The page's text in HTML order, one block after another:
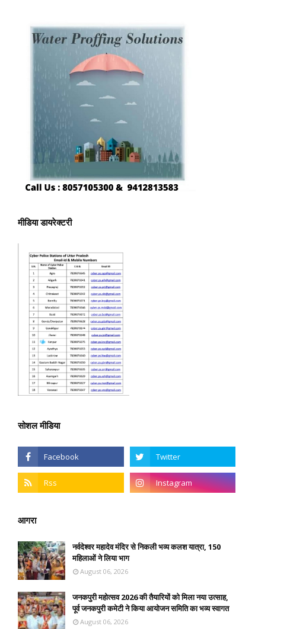
मीडिया डायरेक्टरी
सोशल मीडिया
आगरा
नर्वदेश्वर महादेव मंदिर से निकली भव्य कलश यात्रा, 150
महिलाओं ने लिया भाग
August 06, 2026
जनकपुरी महोत्सव 2026 की तैयारियों को मिला नया उत्साह,
पूर्व जनकपुरी कमेटी ने किया आयोजन समिति का भव्य स्वागत
August 06, 2026